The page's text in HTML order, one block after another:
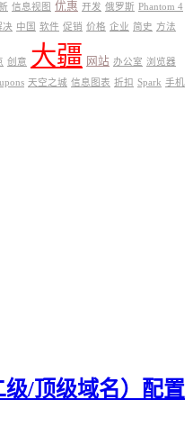
信息视图 优惠 开发 俄罗斯 Phantom 4
决 中国 软件 促销 价格 企业 简史 方法
创意 大疆 网站 办公室 浏览器
天空之城 信息图表 折扣 Spark 手机
级/顶级域名）配置